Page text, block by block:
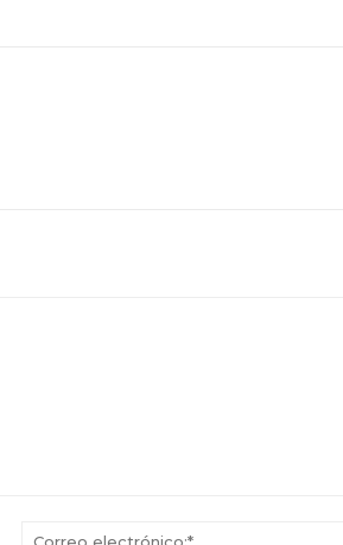
Nombre:*